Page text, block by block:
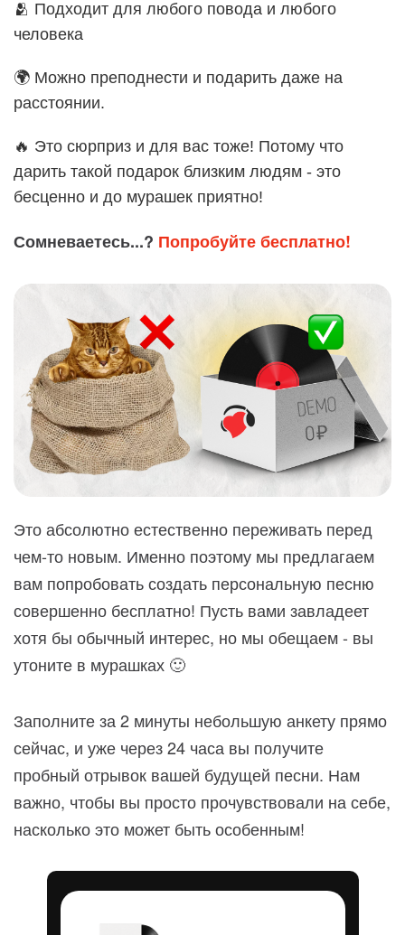
🫂 Подходит для любого повода и любого
человека
🌍 Можно преподнести и подарить даже на
расстоянии.
🔥 Это сюрприз и для вас тоже! Потому что
дарить такой подарок близким людям - это
бесценно и до мурашек приятно!
Сомневаетесь...? Попробуйте бесплатно!
Это абсолютно естественно переживать перед
чем-то новым. Именно поэтому мы предлагаем
вам попробовать создать персональную песню
совершенно бесплатно! Пусть вами завладеет
хотя бы обычный интерес, но мы обещаем - вы
утоните в мурашках 🙂
Заполните за 2 минуты небольшую анкету прямо
сейчас, и уже через 24 часа вы получите
пробный отрывок вашей будущей песни. Нам
важно, чтобы вы просто прочувствовали на себе,
насколько это может быть особенным!